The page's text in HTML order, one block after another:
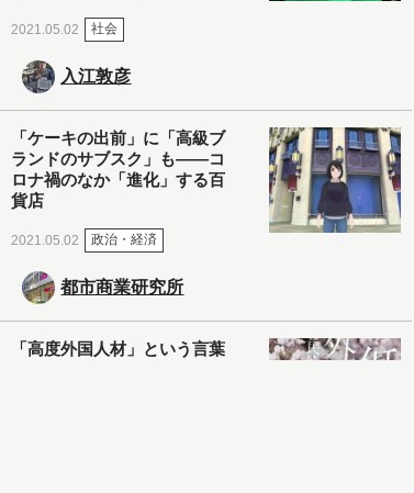
2021.05.02 社会
入江敦彦
「ケーキの出前」に「高級ブ
ランドのサブスク」も――コ
ロナ禍のなか「進化」する百
貨店
2021.05.02 政治・経済
都市商業研究所
「高度外国人材」という言葉